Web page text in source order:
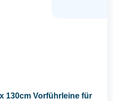
130cm Vorführleine für